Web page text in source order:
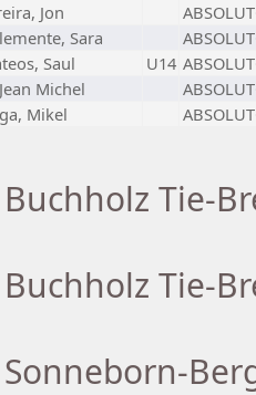
Jon
Sara
Saul U14
Michel
Mikel
Tie-
Tie-